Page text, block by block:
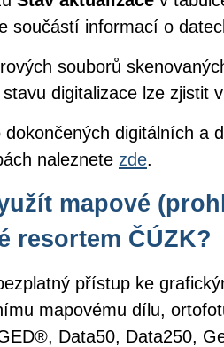
součástí informací o
souborů
digitalizace lze zjistit
digitálních a
naleznete zde.
mapové
resortem ČÚZK?
přístup ke
mapovému dílu,
Data50, Data250,